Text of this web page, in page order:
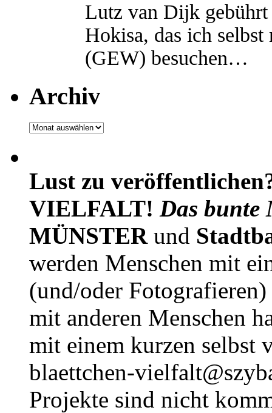
Lutz van Dijk
Hokisa, das ich
(GEW) besuchen…
Archiv
Archiv
Lust zu
VIELFALT! Das bunte
MÜNSTER und
werden Menschen mit
(und/oder
mit anderen Menschen
mit einem kurzen selbst
blaettchen-
Projekte sind nicht